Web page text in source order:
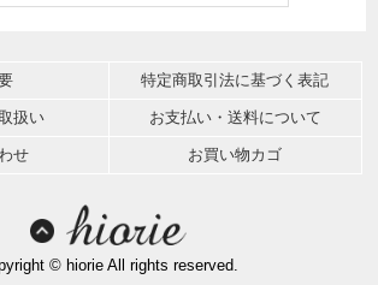
特定商取引法に基づく表記
扱い お支払い・送料について
せ お買い物カゴ
© hiorie All rights reserved.